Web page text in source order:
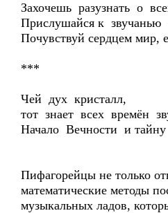
Захочешь разузнать о
Прислушайся к звучанью
Почувствуй сердцем мир,
***
Чей дух кристалл,
тот знает всех времён
Начало Вечности и
Пифагорейцы не только
математические методы
музыкальных ладов,